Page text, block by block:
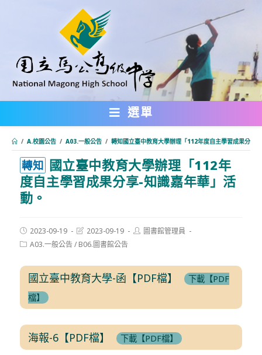
內
選單
/ A.校園公告 / A03.一般公告 / 轉知國立臺中教育大學辦理「112年度自主學習成果分享-
轉知 國立臺中教育大學辦理「112年
度自主學習成果分享-知識嘉年華」活
動。
Post
published:
2023-09-19
Post
modified:
2023-09-19
Post圖書館管理員
PostA03.一般公告/ B06.圖書館公告
國立臺中教育大學-函【PDF檔】
下載【PDF
檔】
海報-6【PDF檔】 下載【PDF檔】